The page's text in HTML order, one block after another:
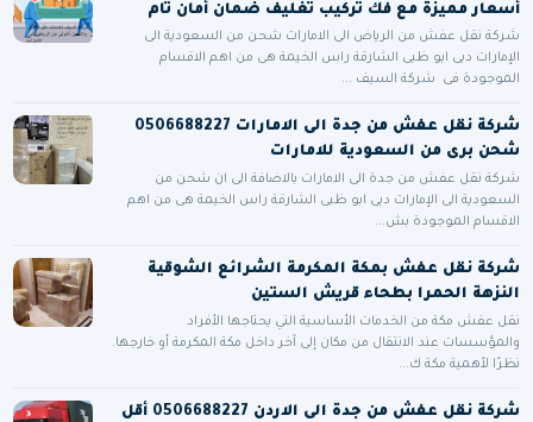
أسعار مميزة مع فك تركيب تغليف ضمان أمان تام
شركة نقل عفش من الرياض الى الامارات شحن من السعودية الى
الإمارات دبى ابو ظبى الشارقة راس الخيمة هى من اهم الاقسام
الموجودة فى شركة السيف ...
شركة نقل عفش من جدة الى الامارات 0506688227
شحن برى من السعودية للامارات
شركة نقل عفش من جدة الى الامارات بالاضافة الى ان شحن من
السعودية الى الإمارات دبى ابو ظبى الشارقة راس الخيمة هى من اهم
الاقسام الموجودة بش...
شركة نقل عفش بمكة المكرمة الشرائع الشوقية
النزهة الحمرا بطحاء قريش الستين
نقل عفش مكة من الخدمات الأساسية التي يحتاجها الأفراد
والمؤسسات عند الانتقال من مكان إلى آخر داخل مكة المكرمة أو خارجها.
نظرًا لأهمية مكة ك...
شركة نقل عفش من جدة الى الاردن 0506688227 أقل